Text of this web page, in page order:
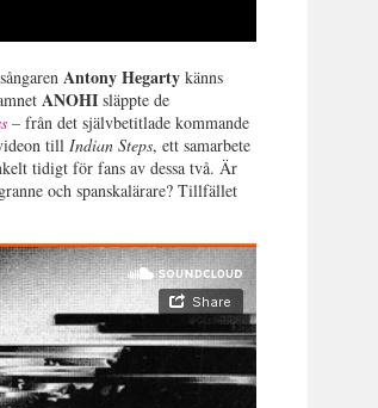
Antony Hegarty känns
ANOHI släppte de
– från det självbetitlade kommande
tillIndian Steps, ett samarbete
tidigt för fans av dessa två. Är
och spanskalärare? Tillfället